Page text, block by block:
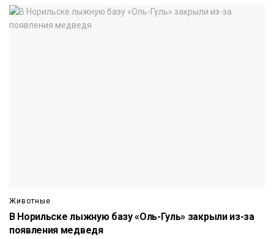
Животные
В Норильске лыжную базу «Оль-Гуль» закрыли из-за
появления медведя